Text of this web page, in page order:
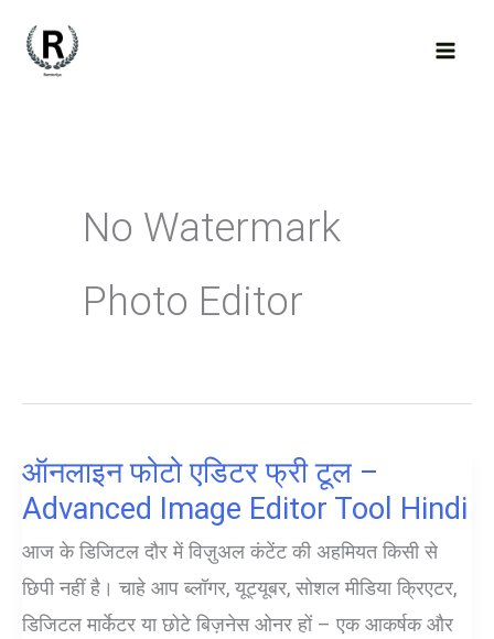
No Watermark
Photo Editor
ऑनलाइन फोटो एडिटर फ्री टूल –
Advanced Image Editor Tool Hindi
आज के डिजिटल दौर में विज़ुअल कंटेंट की अहमियत किसी से
छिपी नहीं है। चाहे आप ब्लॉगर, यूट्यूबर, सोशल मीडिया क्रिएटर,
डिजिटल मार्केटर या छोटे बिज़नेस ओनर हों – एक आकर्षक और